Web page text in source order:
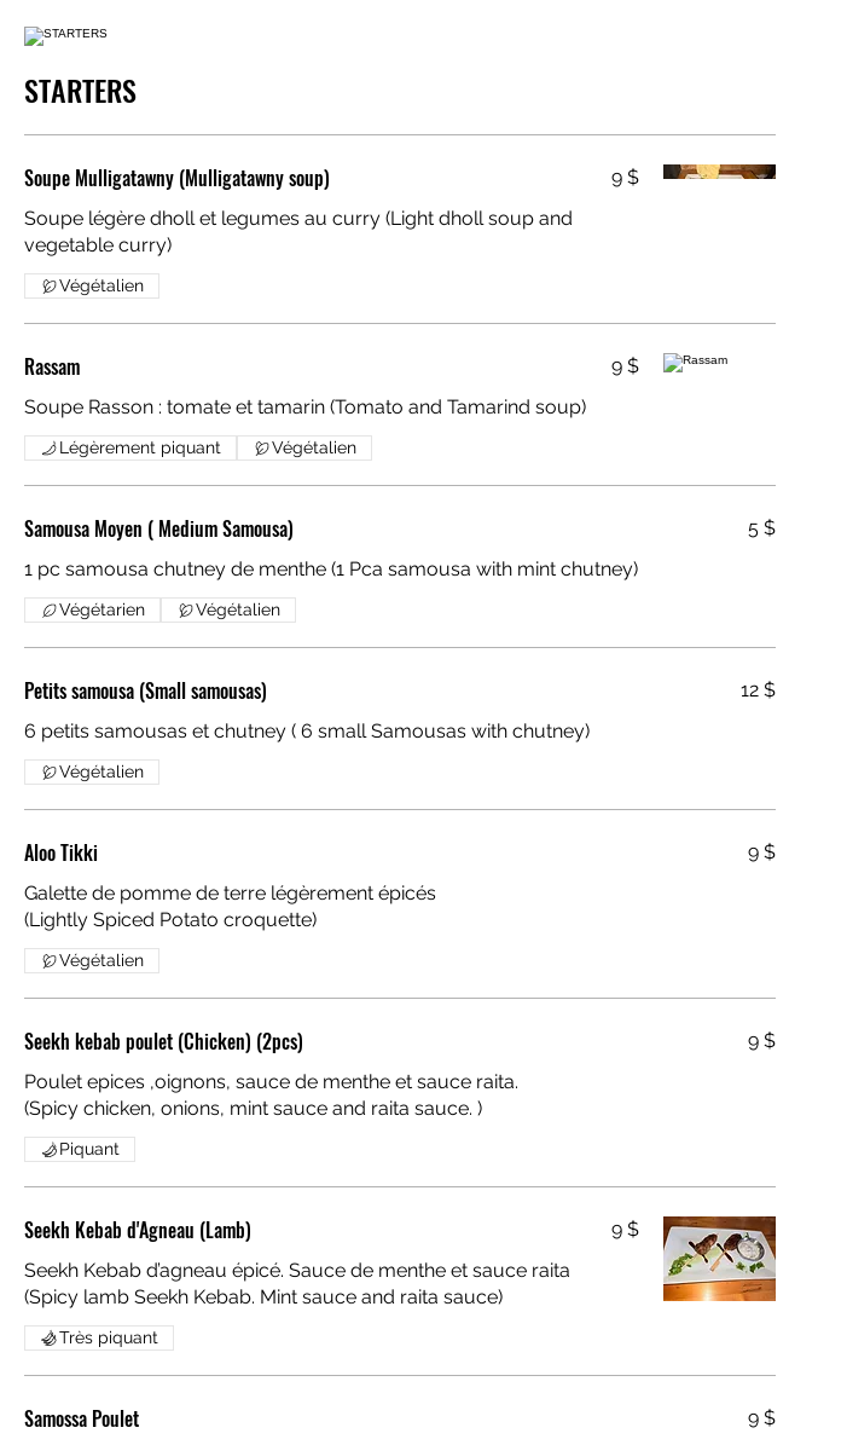
STARTERS
Soupe Mulligatawny (Mulligatawny soup)
Soupe légère dholl et legumes au curry (Light dholl soup and
vegetable curry)
9 $
Végétalien
Rassam
Soupe Rasson : tomate et tamarin (Tomato and Tamarind soup)
9 $
Légèrement piquant Végétalien
Samousa Moyen ( Medium Samousa)
1 pc samousa chutney de menthe (1 Pca samousa with mint chutney)
5 $
Végétarien Végétalien
Petits samousa (Small samousas)
6 petits samousas et chutney ( 6 small Samousas with chutney)
12 $
Végétalien
Aloo Tikki
Galette de pomme de terre légèrement épicés
(Lightly Spiced Potato croquette)
9 $
Végétalien
Seekh kebab poulet (Chicken) (2pcs)
Poulet epices ,oignons, sauce de menthe et sauce raita.
(Spicy chicken, onions, mint sauce and raita sauce. )
9 $
Piquant
Seekh Kebab d'Agneau (Lamb)
Seekh Kebab d’agneau épicé. Sauce de menthe et sauce raita
(Spicy lamb Seekh Kebab. Mint sauce and raita sauce)
9 $
Très piquant
Samossa Poulet 9 $